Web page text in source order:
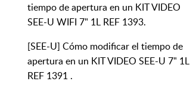
tiempo de apertura en un KIT VIDEO
SEE-U WIFI 7" 1L REF 1393.
[SEE-U] Cómo modificar el tiempo de
apertura en un KIT VIDEO SEE-U 7" 1L
REF 1391 .